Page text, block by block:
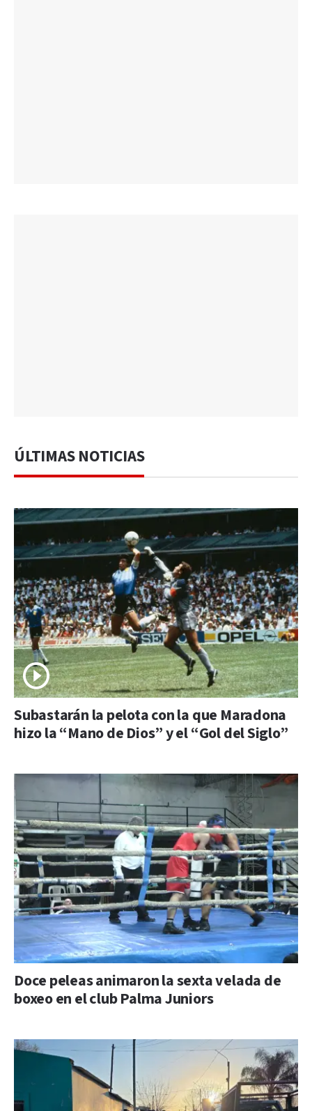
ÚLTIMAS NOTICIAS
Subastarán la pelota con la que Maradona
hizo la “Mano de Dios” y el “Gol del Siglo”
Doce peleas animaron la sexta velada de
boxeo en el club Palma Juniors